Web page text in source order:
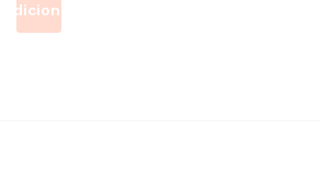
Adicionar